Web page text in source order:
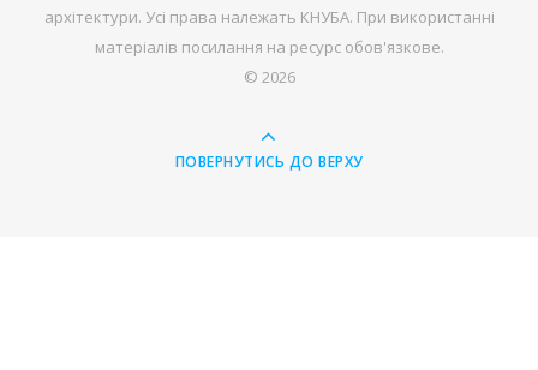
архітектури. Усі права належать КНУБА. При використанні
матеріалів посилання на ресурс обов'язкове.
© 2026
ПОВЕРНУТИСЬ ДО ВЕРХУ